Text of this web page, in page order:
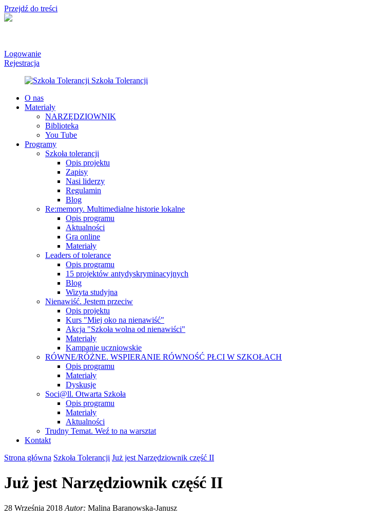
Przejdź do treści
Logowanie
Rejestracja
O nas
Materiały
NARZĘDZIOWNIK
Biblioteka
You Tube
Programy
Szkoła tolerancji
Opis projektu
Zapisy
Nasi liderzy
Regulamin
Blog
Re:memory. Multimedialne historie lokalne
Opis programu
Aktualności
Gra online
Materiały
Leaders of tolerance
Opis programu
15 projektów antydyskryminacyjnych
Blog
Wizyta studyjna
Nienawiść. Jestem przeciw
Opis projektu
Kurs "Miej oko na nienawiść"
Akcja "Szkoła wolna od nienawiści"
Materiały
Kampanie uczniowskie
RÓWNE/RÓŻNE. WSPIERANIE RÓWNOŚĆ PŁCI W SZKOŁACH
Opis programu
Materiały
Dyskusje
Soci@ll. Otwarta Szkoła
Opis programu
Materiały
Aktualności
Trudny Temat. Weź to na warsztat
Kontakt
Strona główna Szkoła Tolerancji Już jest Narzędziownik część II
Już jest Narzędziownik część II
28 Września 2018 Autor: Malina Baranowska-Janusz